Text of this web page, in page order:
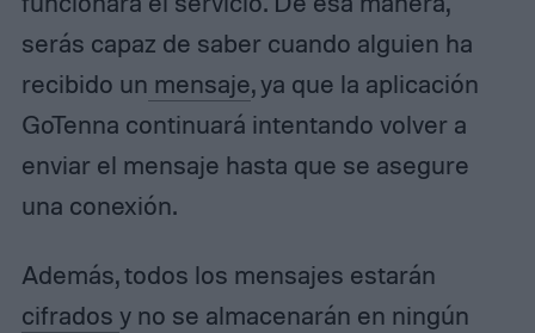
serás capaz de saber cuando alguien ha
recibido un mensaje, ya que la aplicación
GoTenna continuará intentando volver a
enviar el mensaje hasta que se asegure
una conexión.
Además, todos los mensajes estarán
cifrados y no se almacenarán en ningún